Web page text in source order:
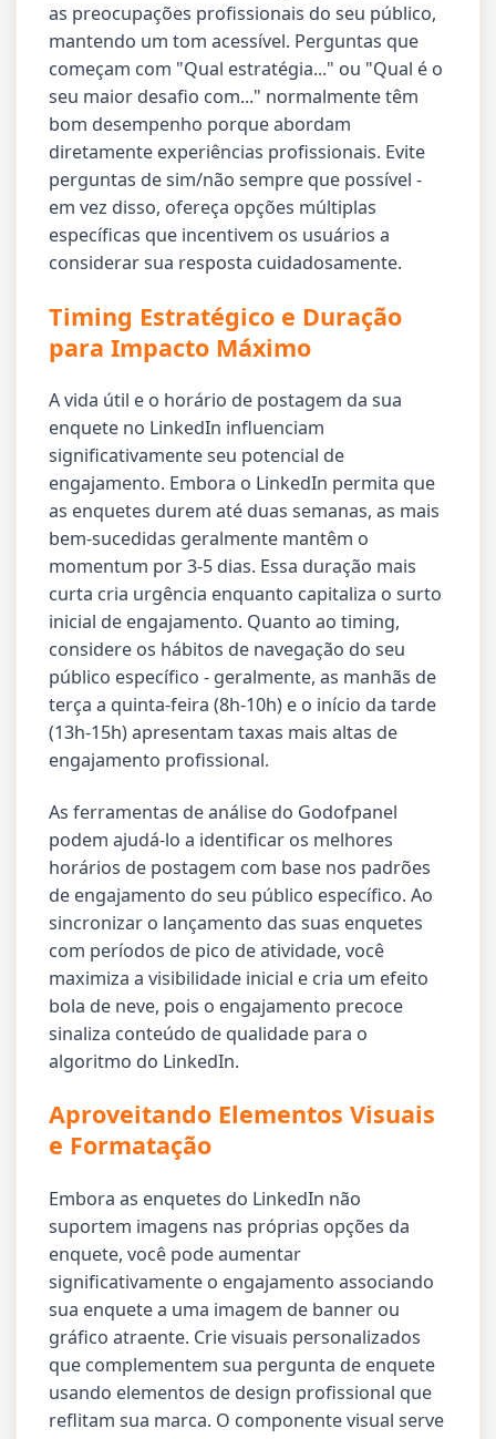
as preocupações profissionais do seu público,
mantendo um tom acessível. Perguntas que
começam com "Qual estratégia..." ou "Qual é o
seu maior desafio com..." normalmente têm
bom desempenho porque abordam
diretamente experiências profissionais. Evite
perguntas de sim/não sempre que possível -
em vez disso, ofereça opções múltiplas
específicas que incentivem os usuários a
considerar sua resposta cuidadosamente.
Timing Estratégico e Duração
para Impacto Máximo
A vida útil e o horário de postagem da sua
enquete no LinkedIn influenciam
significativamente seu potencial de
engajamento. Embora o LinkedIn permita que
as enquetes durem até duas semanas, as mais
bem-sucedidas geralmente mantêm o
momentum por 3-5 dias. Essa duração mais
curta cria urgência enquanto capitaliza o surto
inicial de engajamento. Quanto ao timing,
considere os hábitos de navegação do seu
público específico - geralmente, as manhãs de
terça a quinta-feira (8h-10h) e o início da tarde
(13h-15h) apresentam taxas mais altas de
engajamento profissional.
As ferramentas de análise do Godofpanel
podem ajudá-lo a identificar os melhores
horários de postagem com base nos padrões
de engajamento do seu público específico. Ao
sincronizar o lançamento das suas enquetes
com períodos de pico de atividade, você
maximiza a visibilidade inicial e cria um efeito
bola de neve, pois o engajamento precoce
sinaliza conteúdo de qualidade para o
algoritmo do LinkedIn.
Aproveitando Elementos Visuais
e Formatação
Embora as enquetes do LinkedIn não
suportem imagens nas próprias opções da
enquete, você pode aumentar
significativamente o engajamento associando
sua enquete a uma imagem de banner ou
gráfico atraente. Crie visuais personalizados
que complementem sua pergunta de enquete
usando elementos de design profissional que
reflitam sua marca. O componente visual serve